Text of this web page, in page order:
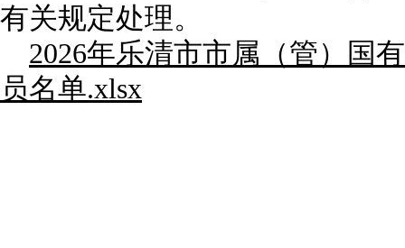
有关规定处理。
2026年乐清市市属（管）国
员名单.xlsx